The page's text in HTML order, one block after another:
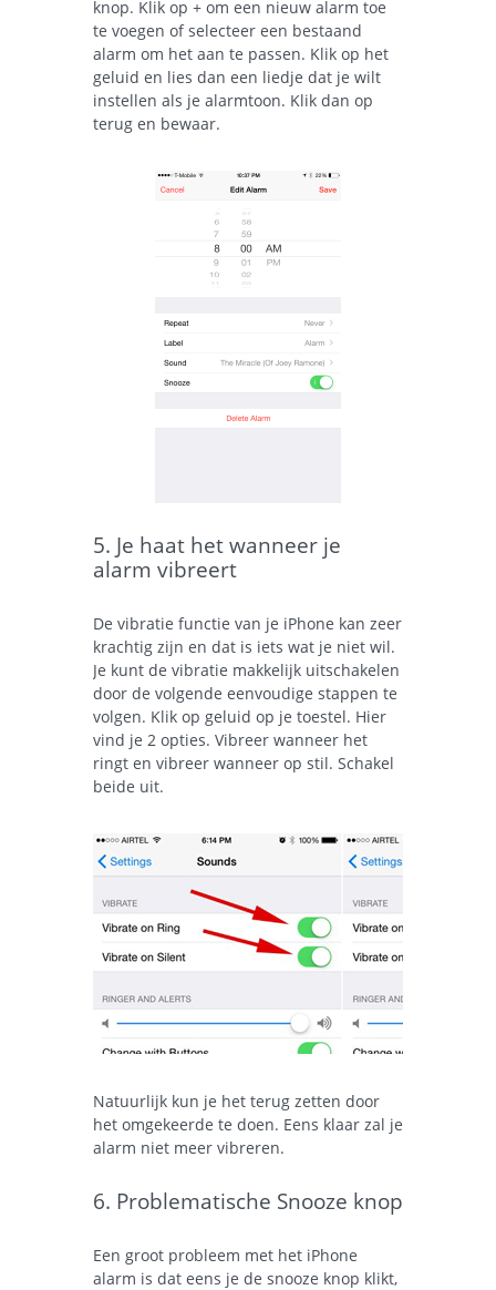
knop. Klik op + om een nieuw alarm toe
te voegen of selecteer een bestaand
alarm om het aan te passen. Klik op het
geluid en lies dan een liedje dat je wilt
instellen als je alarmtoon. Klik dan op
terug en bewaar.
5. Je haat het wanneer je
alarm vibreert
De vibratie functie van je iPhone kan zeer
krachtig zijn en dat is iets wat je niet wil.
Je kunt de vibratie makkelijk uitschakelen
door de volgende eenvoudige stappen te
volgen. Klik op geluid op je toestel. Hier
vind je 2 opties. Vibreer wanneer het
ringt en vibreer wanneer op stil. Schakel
beide uit.
Natuurlijk kun je het terug zetten door
het omgekeerde te doen. Eens klaar zal je
alarm niet meer vibreren.
6. Problematische Snooze knop
Een groot probleem met het iPhone
alarm is dat eens je de snooze knop klikt,